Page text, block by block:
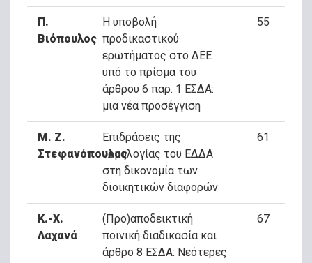
Π.
Βιόπουλος
Η υποβολή
προδικαστικού
ερωτήματος στο ΔΕΕ
υπό το πρίσμα του
άρθρου 6 παρ. 1 ΕΣΔΑ:
μια νέα προσέγγιση
55
Μ. Ζ.
Στεφανόπουλος
Επιδράσεις της
νομολογίας του ΕΔΔΑ
στη δικονομία των
διοικητικών διαφορών
61
Κ.-Χ.
Λαχανά
(Προ)αποδεικτική
ποινική διαδικασία και
άρθρο 8 ΕΣΔΑ: Νεότερες
67